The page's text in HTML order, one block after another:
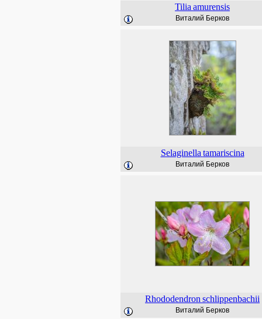
Tilia amurensis
Виталий Берков
Selaginella tamariscina
Виталий Берков
Rhododendron schlippenbachii
Виталий Берков